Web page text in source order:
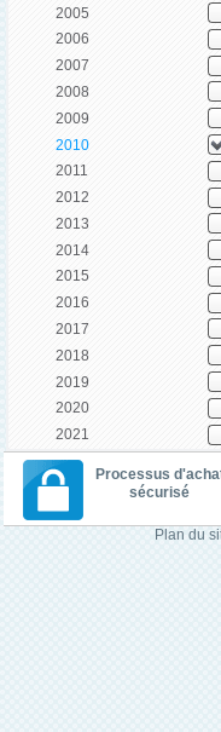
2005
2006
2007
2008
2009
2010
2011
2012
2013
2014
2015
2016
2017
2018
2019
2020
2021
Processus
sécurisé
Plan du